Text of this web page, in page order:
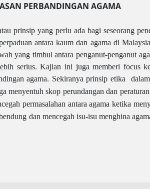
PERBANDINGAN AGAMA
prinsip yang perlu ada bagi seseorang
antara kaum dan agama di
yang timbul antara penganut-penganut
serius. Kajian ini juga memberi focus
agama. Sekiranya prinsip etika
skop perundangan dan
permasalahan antara agama ketika
dan mencegah isu-isu menghina